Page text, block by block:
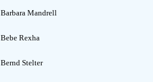
Barbara Mandrell
Bebe Rexha
Bernd Stelter